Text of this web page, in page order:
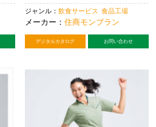
ジャンル：飲食サービス 食品工場
メーカー：住商モンブラン
デジタルカタログ お問い合わせ